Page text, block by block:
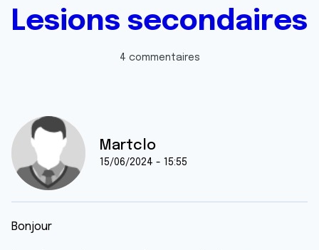
Lesions secondaires
4 commentaires
Martclo
15/06/2024 - 15:55
Bonjour